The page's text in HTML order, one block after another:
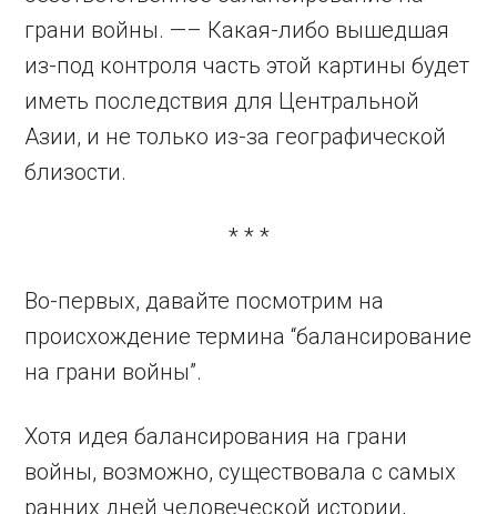
грани войны. —– Какая-либо вышедшая
из-под контроля часть этой картины будет
иметь последствия для Центральной
Азии, и не только из-за географической
близости.
* * *
Во-первых, давайте посмотрим на
происхождение термина “балансирование
на грани войны”.
Хотя идея балансирования на грани
войны, возможно, существовала с самых
ранних дней человеческой истории,